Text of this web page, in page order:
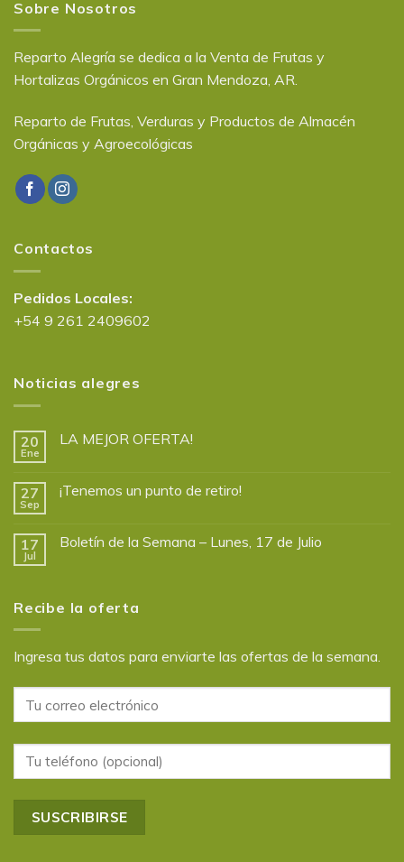
Sobre Nosotros
Reparto Alegría se dedica a la Venta de Frutas y
Hortalizas Orgánicos en Gran Mendoza, AR.
Reparto de Frutas, Verduras y Productos de Almacén
Orgánicas y Agroecológicas
Contactos
Pedidos Locales:
+54 9 261 2409602
Noticias alegres
20
Ene
LA MEJOR OFERTA!
27
Sep
¡Tenemos un punto de retiro!
17
Jul
Boletín de la Semana – Lunes, 17 de Julio
Recibe la oferta
Ingresa tus datos para enviarte las ofertas de la semana.